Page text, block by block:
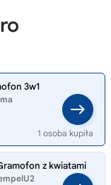
3w1
1 osoba kupiła
z kwiatami